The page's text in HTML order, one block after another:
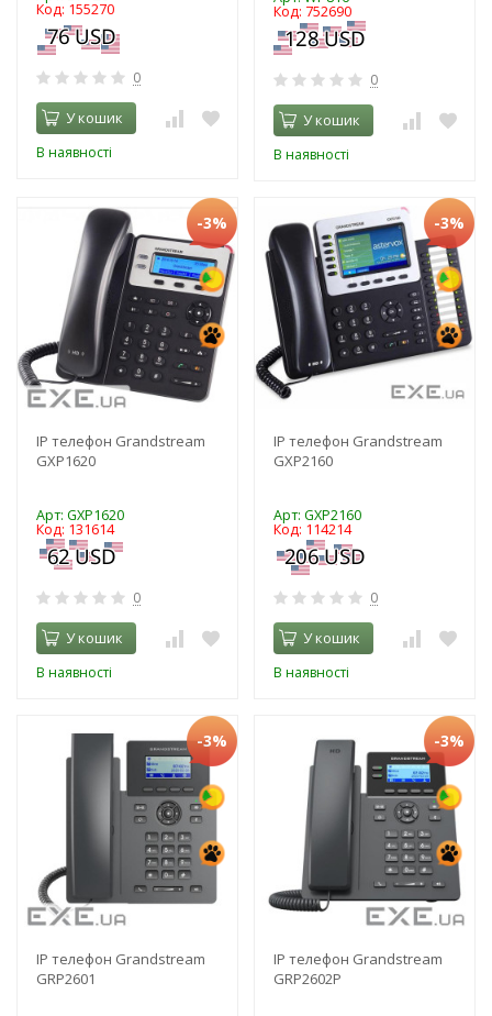
Код: 155270
0
У кошик
В наявності
Код: 752690
0
У кошик
В наявності
-3%
IP телефон Grandstream
GXP1620
Арт: GXP1620
Код: 131614
0
У кошик
В наявності
-3%
IP телефон Grandstream
GXP2160
Арт: GXP2160
Код: 114214
0
У кошик
В наявності
-3%
IP телефон Grandstream
GRP2601
-3%
IP телефон Grandstream
GRP2602P